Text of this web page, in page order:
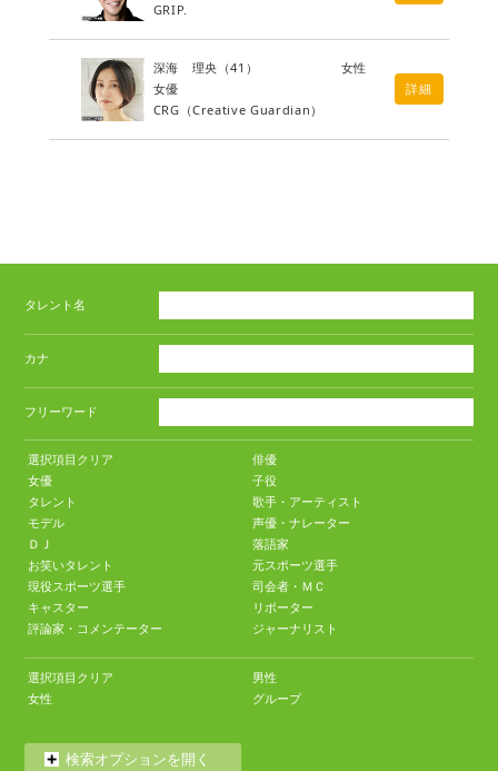
GRIP.
深海 理央 （41）
女性
女優
CRG（Creative Guardian）
詳細
タレント名
カナ
フリーワード
選択項目クリア
俳優
女優
子役
タレント
歌手・アーティスト
モデル
声優・ナレーター
ＤＪ
落語家
お笑いタレント
元スポーツ選手
現役スポーツ選手
司会者・ＭＣ
キャスター
リポーター
評論家・コメンテーター
ジャーナリスト
選択項目クリア
男性
女性
グループ
検索オプションを開く